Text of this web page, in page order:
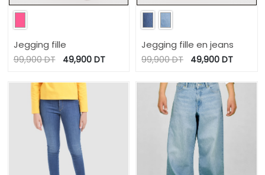
Jegging fille
99,900DT 49,900DT
Jegging fille en jeans
99,900DT 49,900 DT